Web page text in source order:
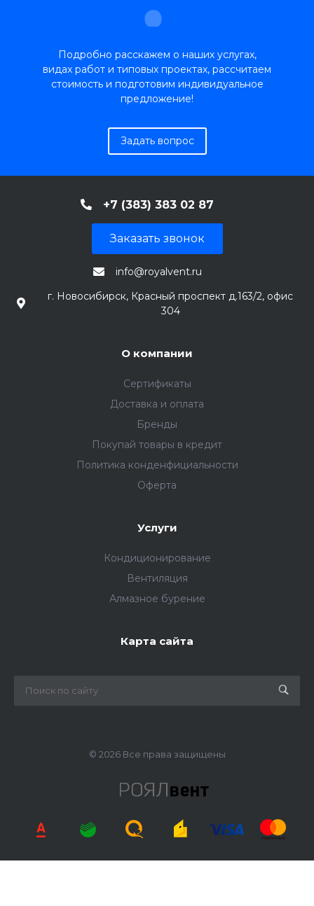
Подробно расскажем о наших услугах,
видах работ и типовых проектах, рассчитаем
стоимость и подготовим индивидуальное
предложение!
Задать вопрос
+7 (383) 383 02 87
Заказать звонок
info@royalvent.ru
г. Новосибирск, Красный проспект д.163/2, офис
304
О компании
Сертификаты
Доставка и оплата
Бренды
Покупай товары в кредит
Политика конденфициальности
Оферта
Услуги
Кондиционирование
Вентиляция
Алмазное бурение
Карта сайта
© 2026 Все права защищены